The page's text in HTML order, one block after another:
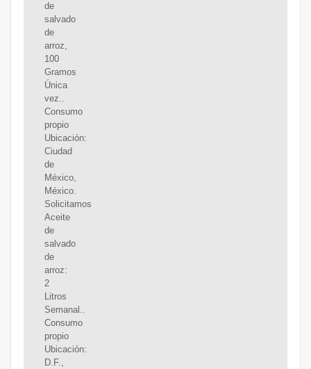
de
salvado
de
arroz,
100
Gramos
Única
vez..
Consumo
propio
Ubicación:
Ciudad
de
México,
México.
Solicitamos
Aceite
de
salvado
de
arroz:
2
Litros
Semanal..
Consumo
propio
Ubicación:
D.F.,